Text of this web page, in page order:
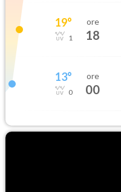
19°
1
ore
18
13°
0
ore
00